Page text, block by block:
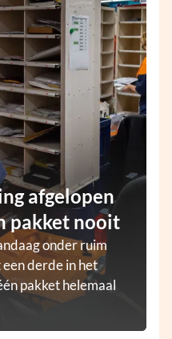
afgelopen
pakket nooit
onder ruim
derde in het
pakket helemaal